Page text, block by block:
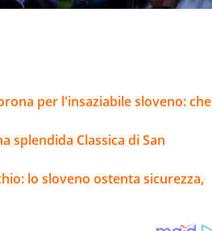
per l'insaziabile sloveno: che
splendida Classica di San
lo sloveno ostenta sicurezza,